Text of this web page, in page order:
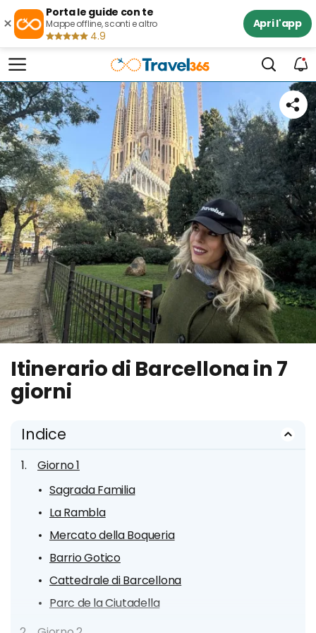
×
Porta le guide con te
Mappe offline, sconti e altro
4.9
Apri l'app
Itinerario di Barcellona in 7
giorni
Indice
Giorno 1
Sagrada Familia
La Rambla
Mercato della Boqueria
Barrio Gotico
Cattedrale di Barcellona
Parc de la Ciutadella